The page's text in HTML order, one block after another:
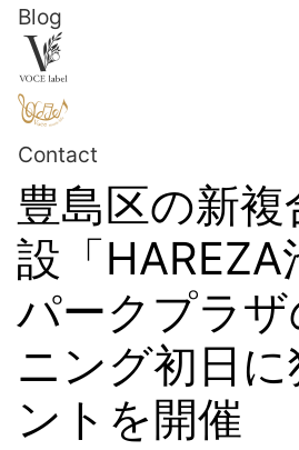
Blog
Contact
豊島区の新複
設「HAREZA
パークプラ
ニング初日
ントを開催